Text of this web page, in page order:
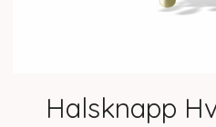
Halsknapp